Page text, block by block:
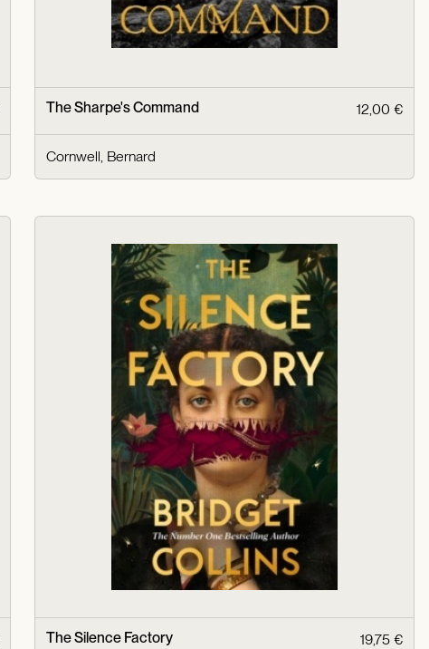
The Sharpe's Command 12,00 €
Cornwell, Bernard
The Silence Factory 19,75 €